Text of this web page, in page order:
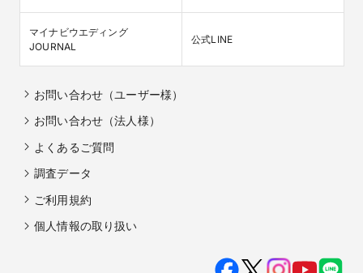
マイナビウエディング
JOURNAL
公式LINE
お問い合わせ（ユーザー様）
お問い合わせ（法人様）
よくあるご質問
調査データ
ご利用規約
個人情報の取り扱い